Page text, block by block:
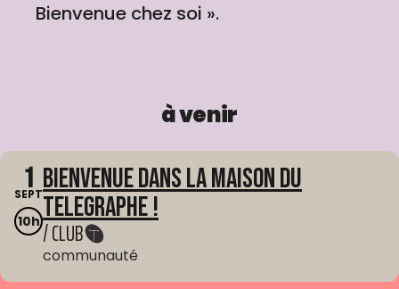
Bienvenue chez soi ».
à venir
1
SEPT
10h
Bienvenue dans La Maison du
Telegraphe !
/ CLUB
communauté